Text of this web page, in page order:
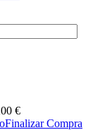
€
Finalizar Compra